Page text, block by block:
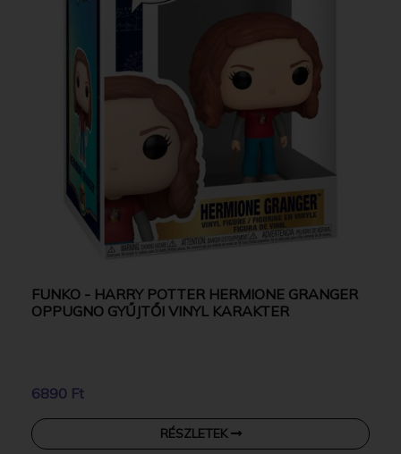
FUNKO - HARRY POTTER HERMIONE GRANGER
OPPUGNO GYŰJTŐI VINYL KARAKTER
6890 Ft
RÉSZLETEK